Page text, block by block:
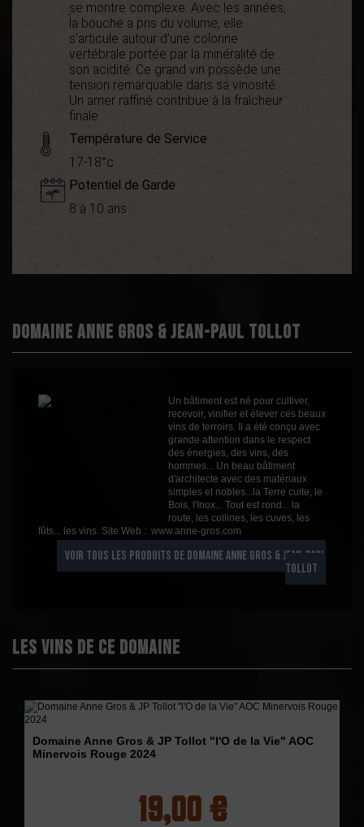
se montre complexe. Avec les années,
la bouche a pris du volume, elle
s’articule autour d’une colonne
vertébrale portée par la minéralité de
son acidité. Ce grand vin possède une
tension remarquable dans sa vinosité.
Un amer raffiné contribue à la fraîcheur
finale
Température de Service
17-18°c
Potentiel de Garde
8 à 10 ans
Fruité 1
Degré 14.5
Syrah
Boisé
Rouge
2024
75cl
Vin 2019
Vin 2019
Domaine Anne Gros & Jean-Paul Tollot
Un bâtiment est né pour cultiver,
recevoir, vinifier et élever ces beaux
vins de terroirs. Il a été conçu avec
grande attention dans le respect
des énergies, des vins, des
hommes... Un beau bâtiment
d'architecte avec des matériaux
simples et nobles...la Terre cuite, le
Bois, l'Inox... Tout est rond... la
route, les collines, les cuves, les
fûts... les vins. Site Web : www.anne-gros.com
VOIR TOUS LES PRODUITS DE DOMAINE ANNE GROS & JEAN-PAUL
TOLLOT
Les vins de ce domaine
Domaine Anne Gros & JP Tollot "l'O de la Vie" AOC
Minervois Rouge 2024
19,00 €